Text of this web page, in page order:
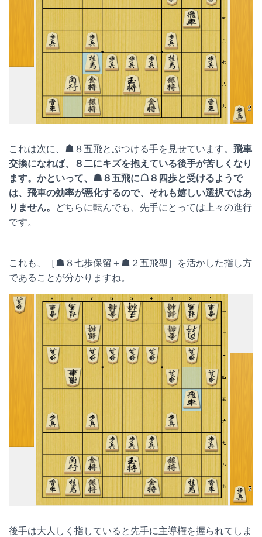
これは次に、☗８五飛とぶつける手を見せています。 飛車
交換になれば、８二にキズを抱えている後手が苦しくなり
ます。かといって、☗８五飛に☖８四歩と受けるようで
は、飛車の効率が悪化するので、それも嬉しい選択ではあ
りません。
どちらに転んでも、先手にとっては上々の進行
です。
これも、［☗８七歩保留＋☗２五飛型］を活かした指し方
であることが分かりますね。
後手は大人しく指していると先手に主導権を握られてしま